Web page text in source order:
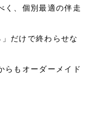
く、個別最適の伴走
だけで終わらせな
らもオーダーメイド